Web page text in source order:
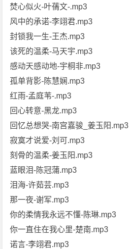
焚心似火-叶蒨文-.mp3
风中的承诺-李翊君.mp3
封锁我一生-王杰.mp3
该死的温柔-马天宇.mp3
感动天感动地-宇桐非.mp3
孤单背影-陈慧娴.mp3
红雨-孟庭苇-.mp3
回心转意-黑龙.mp3
回忆总想哭-南宫嘉骏_姜玉阳.mp3
寂寞才说爱-刘可.mp3
刻骨的温柔-姜玉阳.mp3
蓝眼泪-陈冠蒲.mp3
泪海-许茹芸.mp3
那一夜-谢军.mp3
你的柔情我永远不懂-陈琳.mp3
你一直住在我心里-楚南.mp3
诺言-李翊君.mp3